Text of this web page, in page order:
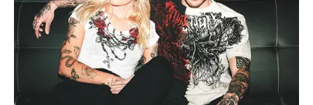
MANTÉNGASE EN ALERTA
Tenemos todas las noticias que le
interesan. Para estar bien informado, por
favor, active las notificaciones de Alerta.